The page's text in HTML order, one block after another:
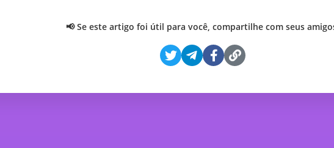
📢 Se este artigo foi útil para você, compartilhe com seus